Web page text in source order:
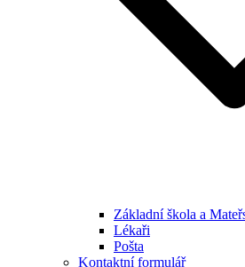
Základní škola a
Lékaři
Pošta
Kontaktní formulář